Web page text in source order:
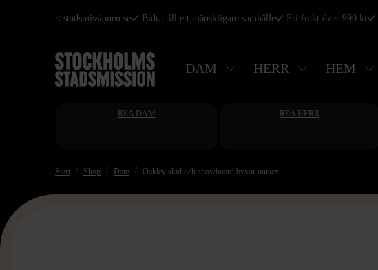
Hoppa
huvudinnehåll
< stadsmissionen.se Bidra till ett mänskligare samhälle Fri frakt över 990 kr
DAM HERR HEM
REA DAM REA HERR
Start Shop Dam Oakley skid och snowboard byxor unisex